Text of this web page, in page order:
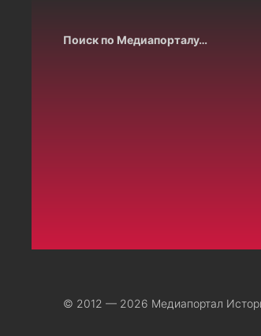
Поиск по Медиапорталу…
© 2012 — 2026 Медиапортал